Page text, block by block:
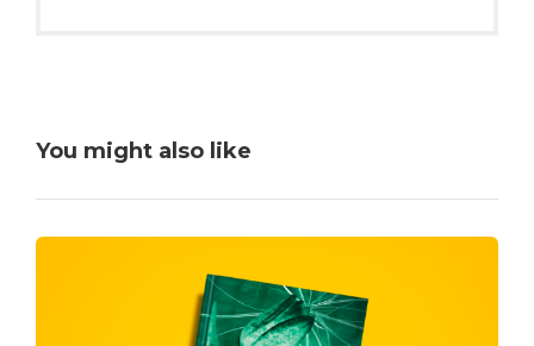
You might also like